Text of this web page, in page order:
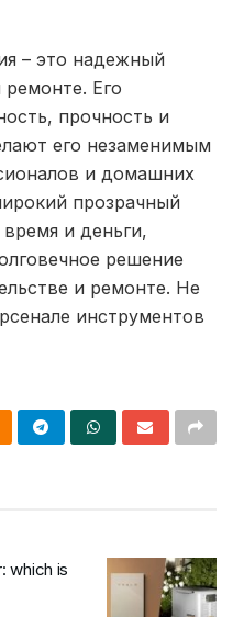
– это надежный
ремонте. Его
прочность и
его незаменимым
и домашних
прозрачный
и деньги,
решение
и ремонте. Не
инструментов
which is